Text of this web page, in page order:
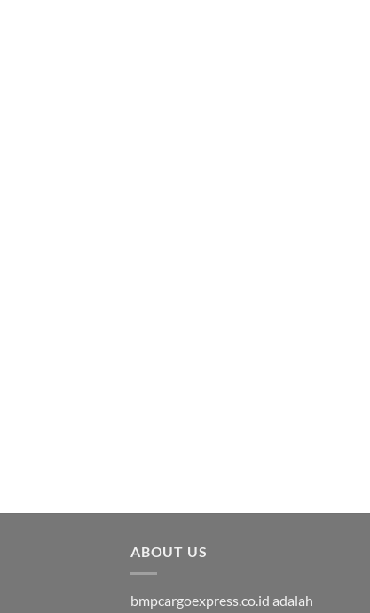
ABOUT US
bmpcargoexpress.co.id adalah